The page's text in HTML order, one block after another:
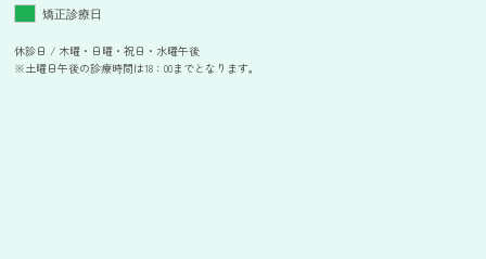
矯正診療日
休診日 / 木曜・日曜・祝日・水曜午後
※土曜日午後の診療時間は18：00までとなります。